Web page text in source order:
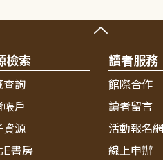
檢索
查詢
帳戶
資源
E書房
讀者服務
館際合作
讀者留言
活動報名網
線上申辦